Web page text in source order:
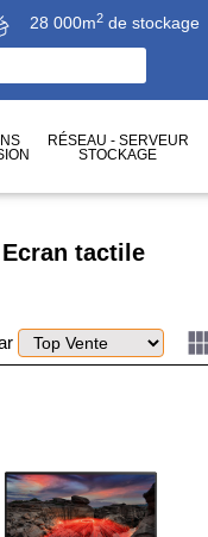
28 000m2 de stockage
RÉSEAU - SERVEUR
STOCKAGE
Ecran tactile